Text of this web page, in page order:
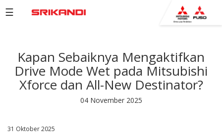
☰
BROCHURE
COMPANY
EVENTS
Kapan Sebaiknya Mengaktifkan
Drive Mode Wet pada Mitsubishi
Xforce dan All-New Destinator?
04 November 2025
31 Oktober 2025